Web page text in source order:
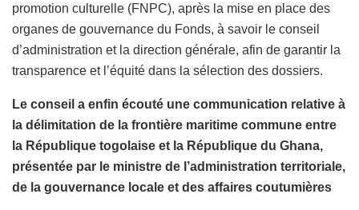
promotion culturelle (FNPC), après la mise en place des
organes de gouvernance du Fonds, à savoir le conseil
d’administration et la direction générale, afin de garantir la
transparence et l’équité dans la sélection des dossiers.
Le conseil a enfin écouté une communication relative à
la délimitation de la frontière maritime commune entre
la République togolaise et la République du Ghana,
présentée par le ministre de l’administration territoriale,
de la gouvernance locale et des affaires coutumières